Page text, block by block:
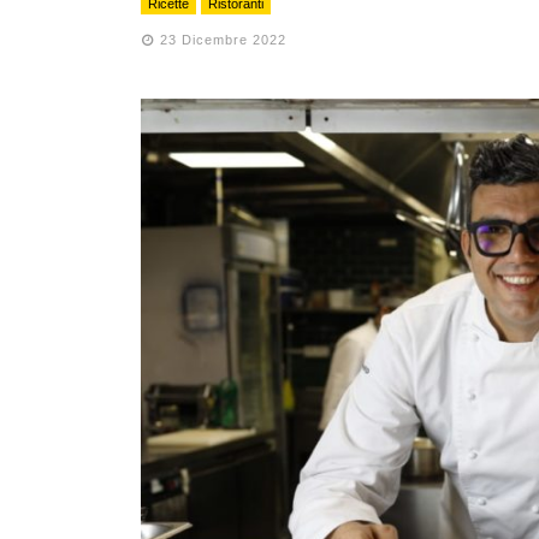
Ricette Ristoranti
23 Dicembre 2022